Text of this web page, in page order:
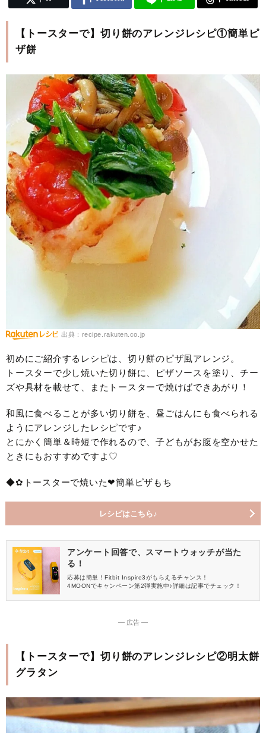
【トースターで】切り餅のアレンジレシピ①簡単ピ
ザ餅
出典：recipe.rakuten.co.jp
初めにご紹介するレシピは、切り餅のピザ風アレンジ。
トースターで少し焼いた切り餅に、ピザソースを塗り、チー
ズや具材を載せて、またトースターで焼けばできあがり！
和風に食べることが多い切り餅を、昼ごはんにも食べられる
ようにアレンジしたレシピです♪
とにかく簡単＆時短で作れるので、子どもがお腹を空かせた
ときにもおすすめですよ♡
◆✿トースターで焼いた❤簡単ピザもち
レシピはこちら♪
アンケート回答で、スマートウォッチが当た
る！
応募は簡単！Fitbit Inspire3がもらえるチャンス！
4MOONでキャンペーン第2弾実施中♪詳細は記事でチェック！
― 広告 ―
【トースターで】切り餅のアレンジレシピ②明太餅
グラタン